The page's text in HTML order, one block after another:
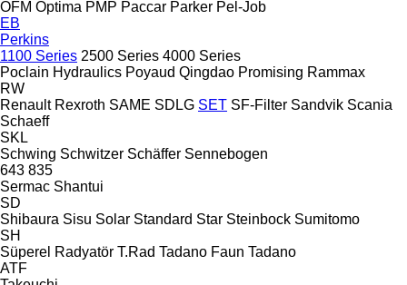
OFM Optima PMP Paccar Parker Pel-Job
EB
Perkins
1100 Series 2500 Series 4000 Series
Poclain Hydraulics Poyaud Qingdao Promising Rammax
RW
Renault Rexroth SAME SDLG SET SF-Filter Sandvik Scania
Schaeff
SKL
Schwing Schwitzer Schäffer Sennebogen
643 835
Sermac Shantui
SD
Shibaura Sisu Solar Standard Star Steinbock Sumitomo
SH
Süperel Radyatör T.Rad Tadano Faun Tadano
ATF